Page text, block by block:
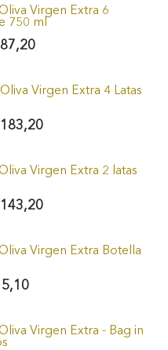
Virgen Extra 6
750 ml
Virgen Extra 4 Latas
Virgen Extra 2 latas
Virgen Extra Botella
Virgen Extra - Bag in